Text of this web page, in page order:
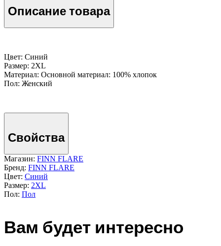
Описание товара
Цвет: Синий
Размер: 2XL
Материал: Основной материал: 100% хлопок
Пол: Женский
Свойства
Магазин: FINN FLARE
Бренд: FINN FLARE
Цвет: Синий
Размер: 2XL
Пол: Пол
Вам будет интересно